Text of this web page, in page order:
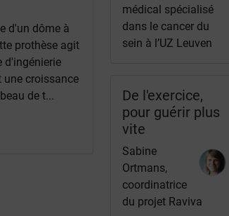
d'un dôme à
prothèse agit
d'ingénierie
croissance
de t...
médical spécialisé
dans le cancer du
sein à l’UZ Leuven
De l'exercice,
pour guérir plus
vite
Sabine
Ortmans,
coordinatrice
du projet Raviva